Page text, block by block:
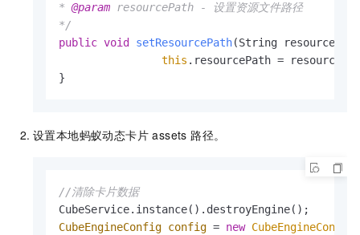
* @param resourcePath - 设置资源文件路径
*/
public void setResourcePath(String
this .resourcePath =
}
设置本地蚂蚁动态卡片 assets 路径。
//清除卡片数据
CubeEngineConfig config = new CubeEngineConfig